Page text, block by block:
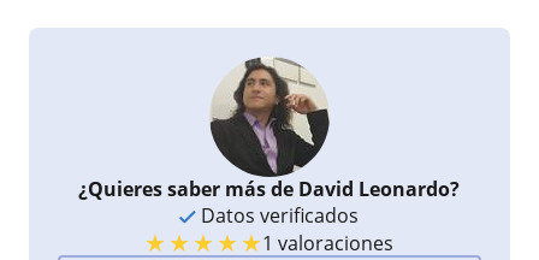
¿Quieres saber más de David Leonardo?
Datos verificados
★★★★★1 valoraciones